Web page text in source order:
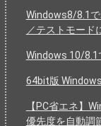
Windows8/8.1
／テストモード
Windows 10/8.1
64bit版
【PC省エネ】
優先度を自動調